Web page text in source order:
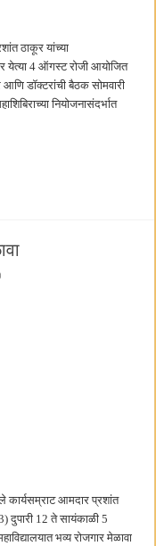
ठाकूर यांच्या
येत्या 4 ऑगस्ट रोजी आयोजित
डॉक्टरांची बैठक सोमवारी
नियोजनासंदर्भात
कार्यसम्राट आमदार प्रशांत
दुपारी 12 ते सायंकाळी 5
भव्य रोजगार मेळावा